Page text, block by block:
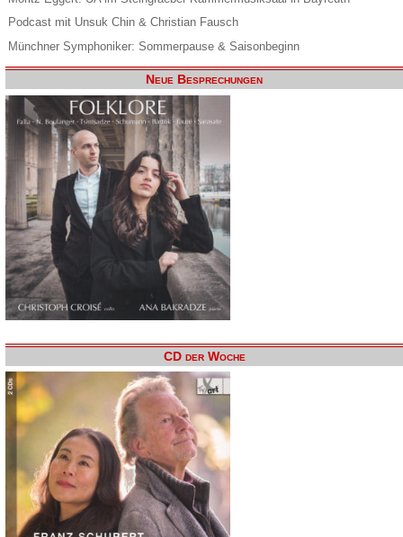
Podcast mit Unsuk Chin & Christian Fausch
Münchner Symphoniker: Sommerpause & Saisonbeginn
Neue Besprechungen
CD der Woche